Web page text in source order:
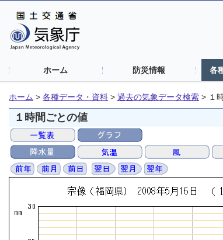
ホーム 防災情報 各
ホーム > 各種データ・資料 > 過去の気象データ検索 > １
１時間ごとの値